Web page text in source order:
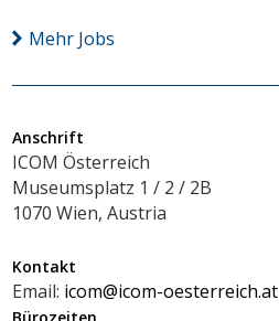
Mehr Jobs
Anschrift
ICOM Österreich
Museumsplatz 1 / 2 / 2B
1070 Wien, Austria
Kontakt
Email: icom@icom-oesterreich.at